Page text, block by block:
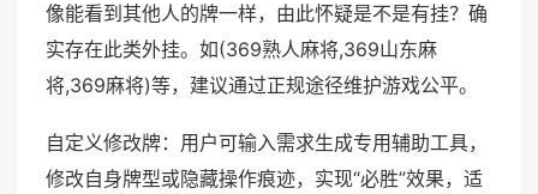
像能看到其他人的牌一样，由此怀疑是不是有挂？确
实存在此类外挂。如(369熟人麻将,369山东麻
将,369麻将)等，建议通过正规途径维护游戏公平。
自定义修改牌：用户可输入需求生成专用辅助工具，
修改自身牌型或隐藏操作痕迹，实现“必胜”效果，适